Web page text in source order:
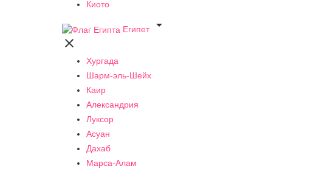
Киото
Египет


Хургада
Шарм-эль-Шейх
Каир
Александрия
Луксор
Асуан
Дахаб
Марса-Алам